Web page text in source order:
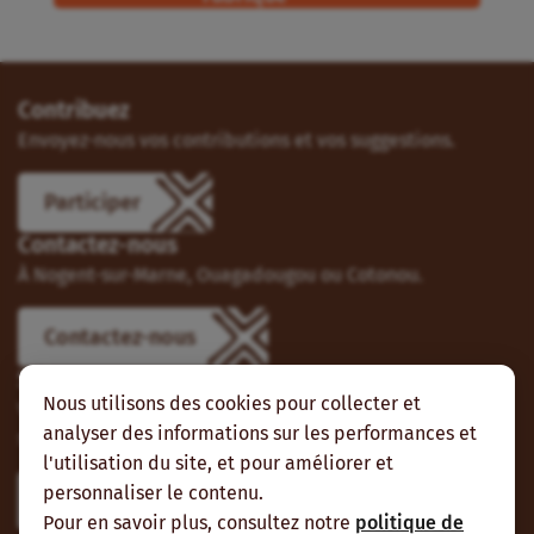
Nous utilisons des cookies pour collecter et
analyser des informations sur les performances et
l'utilisation du site, et pour améliorer et
personnaliser le contenu.
Pour en savoir plus, consultez notre politique de
Contribuez
Envoyez-nous vos contributions et vos suggestions.
Participer
Contactez-nous
À Nogent-sur-Marne, Ouagadougou ou Cotonou.
Contactez-nous
Suivez-nous
Vous pouvez aussi vous abonner à nos flux RSS et nous
suivre sur les réseaux sociaux.